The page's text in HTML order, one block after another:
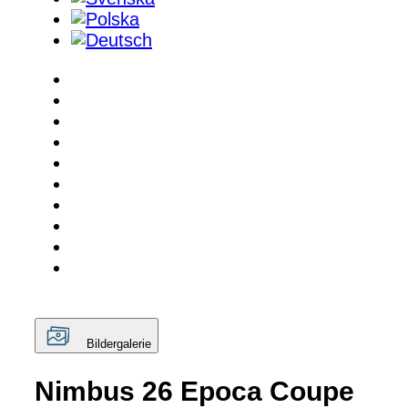
Bildergalerie
Nimbus 26 Epoca Coupe